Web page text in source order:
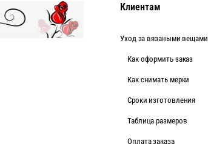
Клиентам
Уход за вязаными вещами
Как оформить заказ
Как снимать мерки
Cроки изготовления
Таблица размеров
Оплата заказа